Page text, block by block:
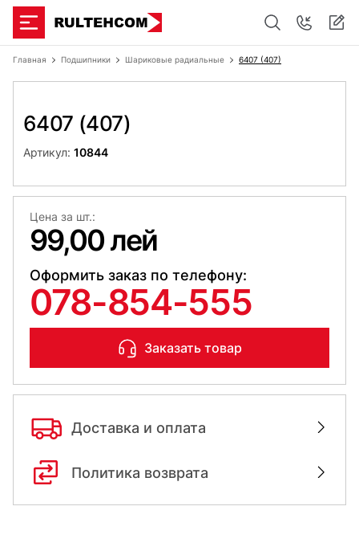
Главная Подшипники Шариковые радиальные 6407 (407)
6407 (407)
Артикул: 10844
Цена за шт.:
99,00 лей
Оформить заказ по телефону:
078-854-555
Заказать товар
Доставка и оплата
Политика возврата